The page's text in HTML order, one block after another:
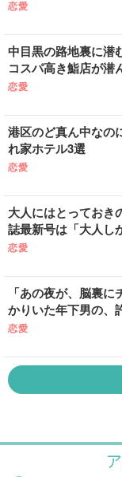
恋愛
中目黒の路地裏に潜
コスパ高き鮨店が潜
恋愛
港区のど真ん中なの
れ家ホテル3選
恋愛
大人にはとっておき
誌最新号は「大人し
恋愛
「あの夜が、脳裏
かりいた年下男の、
恋愛